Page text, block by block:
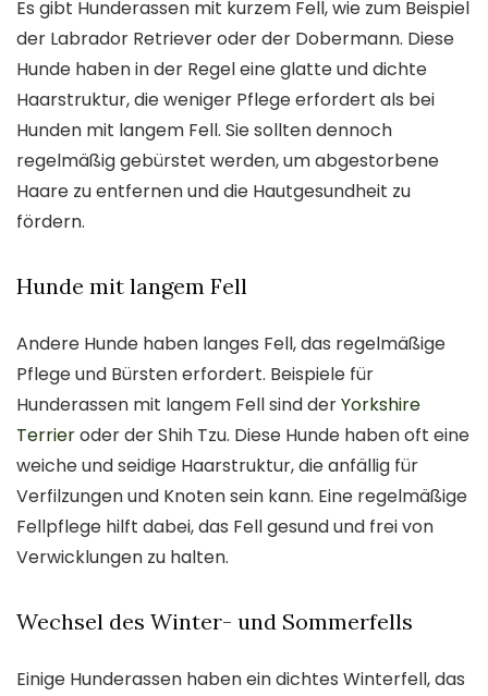
Es gibt Hunderassen mit kurzem Fell, wie zum Beispiel
der Labrador Retriever oder der Dobermann. Diese
Hunde haben in der Regel eine glatte und dichte
Haarstruktur, die weniger Pflege erfordert als bei
Hunden mit langem Fell. Sie sollten dennoch
regelmäßig gebürstet werden, um abgestorbene
Haare zu entfernen und die Hautgesundheit zu
fördern.
Hunde mit langem Fell
Andere Hunde haben langes Fell, das regelmäßige
Pflege und Bürsten erfordert. Beispiele für
Hunderassen mit langem Fell sind derYorkshire
Terrieroder der Shih Tzu. Diese Hunde haben oft eine
weiche und seidige Haarstruktur, die anfällig für
Verfilzungen und Knoten sein kann. Eine regelmäßige
Fellpflege hilft dabei, das Fell gesund und frei von
Verwicklungen zu halten.
Wechsel des Winter- und Sommerfells
Einige Hunderassen haben ein dichtes Winterfell, das